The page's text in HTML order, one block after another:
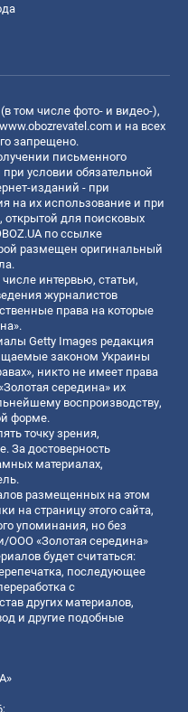
том числе фото- и видео-),
и на всех
запрещено.
письменного
условии обязательной
изданий - при
на их использование и при
для поисковых
по ссылке
размещен оригинальный
интервью, статьи,
журналистов
права на которые
Getty Images редакция
законом Украины
никто не имеет права
середина» их
воспроизводству,
форме.
точку зрения,
За достоверность
материалах,
размещенных на этом
на страницу этого сайта,
упоминания, но без
ООО «Золотая середина»
будет считаться:
последующее
с
других материалов,
и другие подобные